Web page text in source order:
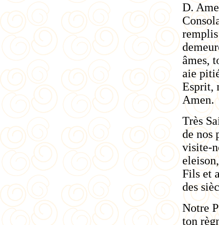
D.
âmes,
aie
Esprit,
Amen.
Très
de nos
visite-
eleison
Fils et
des
Notre
ton